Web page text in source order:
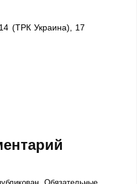
(ТРК Украина), 17